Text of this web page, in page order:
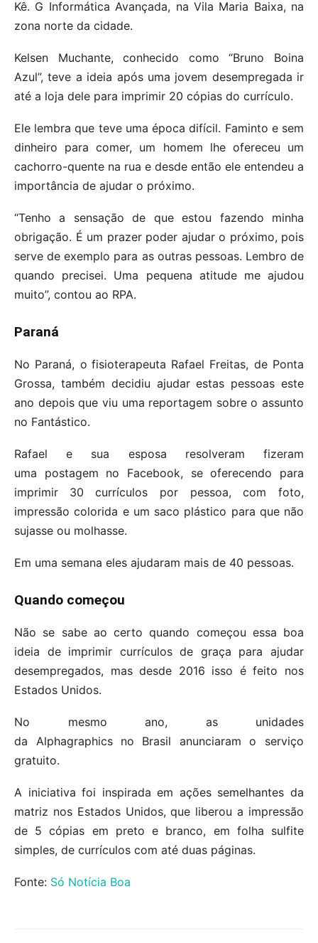
Kê. G Informática Avançada, na Vila Maria Baixa, na
zona norte da cidade.
Kelsen Muchante, conhecido como “Bruno Boina
Azul”, teve a ideia após uma jovem desempregada ir
até a loja dele para imprimir 20 cópias do currículo.
Ele lembra que teve uma época difícil. Faminto e sem
dinheiro para comer, um homem lhe ofereceu um
cachorro-quente na rua e desde então ele entendeu a
importância de ajudar o próximo.
“Tenho a sensação de que estou fazendo minha
obrigação. É um prazer poder ajudar o próximo, pois
serve de exemplo para as outras pessoas. Lembro de
quando precisei. Uma pequena atitude me ajudou
muito”, contou ao RPA.
Paraná
No Paraná, o fisioterapeuta Rafael Freitas, de Ponta
Grossa, também decidiu ajudar estas pessoas este
ano depois que viu uma reportagem sobre o assunto
no Fantástico.
Rafael e sua esposa resolveram fizeram
uma postagem no Facebook, se oferecendo para
imprimir
30 currículos por pessoa, com foto,
impressão colorida e um saco plástico para que não
sujasse ou molhasse.
Em uma semana eles ajudaram mais de 40 pessoas.
Quando começou
Não se sabe ao certo quando começou essa boa
ideia de imprimir currículos de graça para ajudar
desempregados, mas desde 2016 isso é feito nos
Estados Unidos.
No mesmo ano, as unidades
da Alphagraphics no
Brasil anunciaram o serviço
gratuito.
A iniciativa foi inspirada em ações semelhantes da
matriz nos Estados Unidos, que liberou a impressão
de 5 cópias em preto e branco, em folha sulfite
simples, de currículos com até duas páginas.
Fonte: Só Notícia Boa